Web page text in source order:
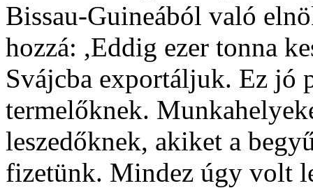
Bissau-Guineából való
hozzá: ,Eddig ezer tonna
Svájcba exportáljuk. Ez jó
termelőknek.
leszedőknek, akiket a
fizetünk. Mindez úgy volt